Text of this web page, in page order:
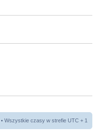
• Wszystkie czasy w strefie UTC + 1